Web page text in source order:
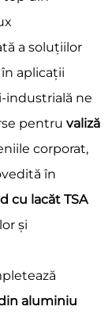
a soluțiilor
în aplicații
industrială ne
pentru valiză
corporat,
în
cu lacăt TSA
și
aluminiu